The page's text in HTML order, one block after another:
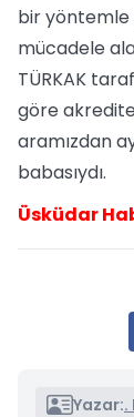
bir yöntemle
mücadele
TÜRKAK
göre akredite
aramızdan
babasıydı.
Üsküdar
Yazar:.